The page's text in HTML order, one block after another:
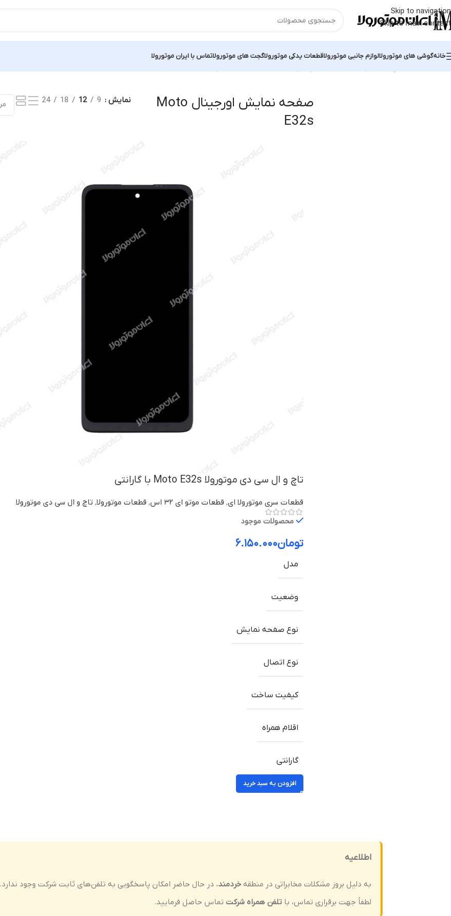
Skip to navigation
Skip to main content
خانهگوشی های موتورولالوازم جانبی موتورولاقطعات یدکی موتورولاگجت های موتورولاتماس با ایران موتورولا
صفحه نمایش اورجینال Moto
E32s
نمایش 9
12
18
24
تاچ و ال سی دی موتورولا Moto E32s با گارانتی
قطعات سری موتورولا ای, قطعات موتو ای ۳۲ اس , قطعات موتورولا, تاچ و ال سی دی موتورولا
محصولات موجود
تومان۶.۱۵۰.۰۰۰
مدل
وضعیت
نوع صفحه نمایش
نوع اتصال
کیفیت ساخت
اقلام همراه
گارانتی
افزودن به سبد خرید
اطلاعیه
به دلیل بروز مشکلات مخابراتی در منطقهخردمند، در حال حاضر امکان پاسخگویی به تلفن‌های ثابت شرکت وجود ندارد.
لطفاً جهت برقراری تماس، باتلفن همراه شرکت تماس حاصل فرمایید.